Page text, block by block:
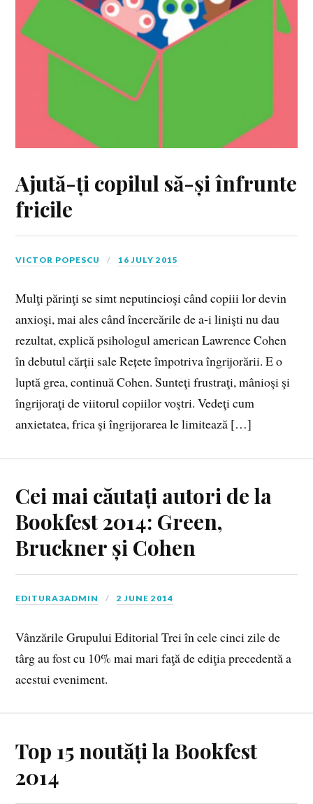
Ajută-ți copilul să-și înfrunte
fricile
VICTOR POPESCU 16 JULY 2015
Mulţi părinţi se simt neputincioşi când copiii lor devin
anxioşi, mai ales când încercările de a‑i linişti nu dau
rezultat, explică psihologul american Lawrence Cohen
în debutul cărții sale Rețete împotriva îngrijorării. E o
luptă grea, continuă Cohen. Sunteţi frustraţi, mânioşi şi
îngrijoraţi de viitorul copiilor voştri. Vedeţi cum
anxietatea, frica şi îngrijorarea le limitează […]
Cei mai căutați autori de la
Bookfest 2014: Green,
Bruckner și Cohen
EDITURA3ADMIN 2 JUNE 2014
Vânzările Grupului Editorial Trei în cele cinci zile de
târg au fost cu 10% mai mari faţă de ediţia precedentă a
acestui eveniment.
Top 15 noutăți la Bookfest
2014